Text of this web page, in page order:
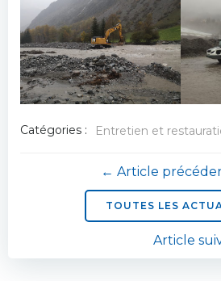
Catégories : Entretien et
de
l’article
← Article
TOUTES LES
Article